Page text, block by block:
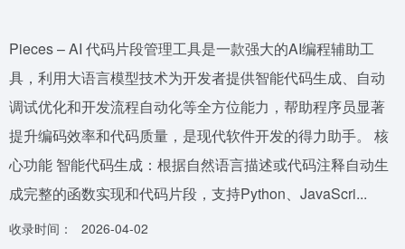
Pieces – AI 代码片段管理工具是一款强大的AI编程辅助工
具，利用大语言模型技术为开发者提供智能代码生成、自动
调试优化和开发流程自动化等全方位能力，帮助程序员显著
提升编码效率和代码质量，是现代软件开发的得力助手。 核
心功能 智能代码生成：根据自然语言描述或代码注释自动生
成完整的函数实现和代码片段，支持Python、JavaScri...
收录时间：
2026-04-02